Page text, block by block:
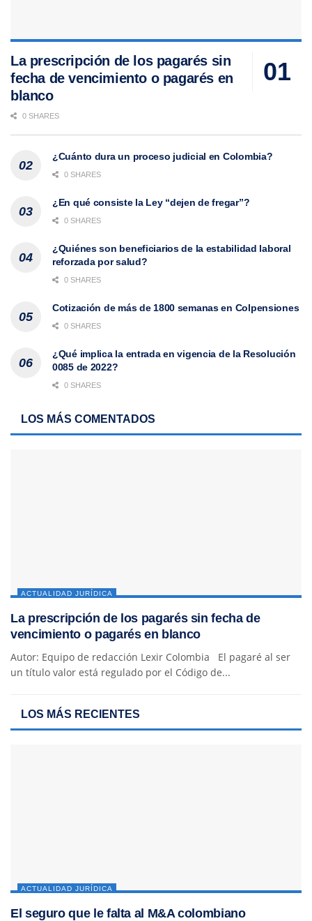
La prescripción de los pagarés sin
fecha de vencimiento o pagarés en
blanco
0 SHARES
¿Cuánto dura un proceso judicial en Colombia?
0 SHARES
¿En qué consiste la Ley “dejen de fregar”?
0 SHARES
¿Quiénes son beneficiarios de la estabilidad laboral
reforzada por salud?
0 SHARES
Cotización de más de 1800 semanas en Colpensiones
0 SHARES
¿Qué implica la entrada en vigencia de la Resolución
0085 de 2022?
0 SHARES
LOS MÁS COMENTADOS
ACTUALIDAD JURÍDICA
La prescripción de los pagarés sin fecha de
vencimiento o pagarés en blanco
Autor: Equipo de redacción Lexir Colombia El pagaré al ser
un título valor está regulado por el Código de...
LOS MÁS RECIENTES
ACTUALIDAD JURÍDICA
El seguro que le falta al M&A colombiano